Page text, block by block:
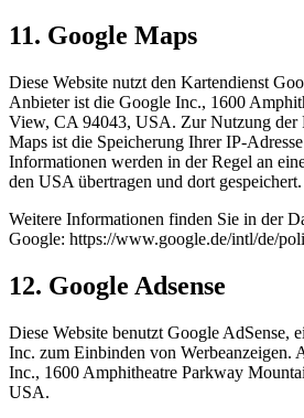
11. Google Maps
Diese Website nutzt den Kartendienst
Anbieter ist die Google Inc., 1600
View, CA 94043, USA. Zur Nutzung der
Maps ist die Speicherung Ihrer IP-
Informationen werden in der Regel an
den USA übertragen und dort gespeichert.
Weitere Informationen finden Sie in der
Google: https://www.google.de/intl/de/
12. Google Adsense
Diese Website benutzt Google AdSense,
Inc. zum Einbinden von Werbeanzeigen.
Inc., 1600 Amphitheatre Parkway
USA.